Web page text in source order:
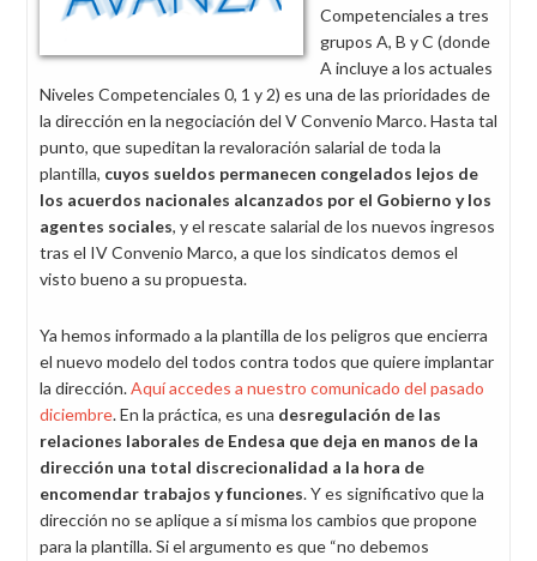
Competenciales a tres
grupos A, B y C (donde
A incluye a los actuales
Niveles Competenciales 0, 1 y 2) es una de las prioridades de
la dirección en la negociación del V Convenio Marco. Hasta tal
punto, que supeditan la revaloración salarial de toda la
plantilla, cuyos sueldos permanecen congelados lejos de
los acuerdos nacionales alcanzados por el Gobierno y los
agentes sociales, y el rescate salarial de los nuevos ingresos
tras el IV Convenio Marco, a que los sindicatos demos el
visto bueno a su propuesta.
Ya hemos informado a la plantilla de los peligros que encierra
el nuevo modelo del todos contra todos que quiere implantar
la dirección.Aquí accedes a nuestro comunicado del pasado
diciembre. En la práctica, es una desregulación de las
relaciones laborales de Endesa que deja en manos de la
dirección una total discrecionalidad a la hora de
encomendar trabajos y funciones. Y es significativo que la
dirección no se aplique a sí misma los cambios que propone
para la plantilla. Si el argumento es que “no debemos